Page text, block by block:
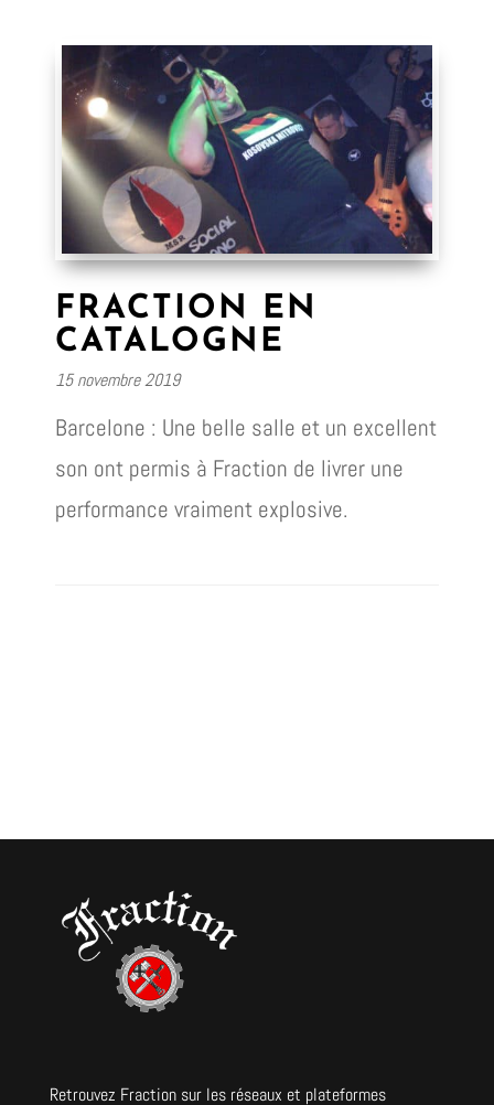
FRACTION EN
CATALOGNE
15 novembre 2019
Barcelone : Une belle salle et un excellent
son ont permis à Fraction de livrer une
performance vraiment explosive.
Retrouvez Fraction sur les réseaux et plateformes